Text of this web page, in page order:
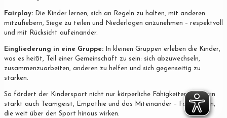
Fairplay: Die Kinder lernen, sich an Regeln zu halten, mit anderen
mitzufiebern, Siege zu teilen und Niederlagen anzunehmen – respektvoll
und mit Rücksicht aufeinander.
Eingliederung in eine Gruppe: In kleinen Gruppen erleben die Kinder,
was es heißt, Teil einer Gemeinschaft zu sein: sich abzuwechseln,
zusammenzuarbeiten, anderen zu helfen und sich gegenseitig zu
stärken.
So fördert der Kindersport nicht nur körperliche Fähigkeiten, sondern
stärkt auch Teamgeist, Empathie und das Miteinander – Fähigkeiten,
die weit über den Sport hinaus wirken.